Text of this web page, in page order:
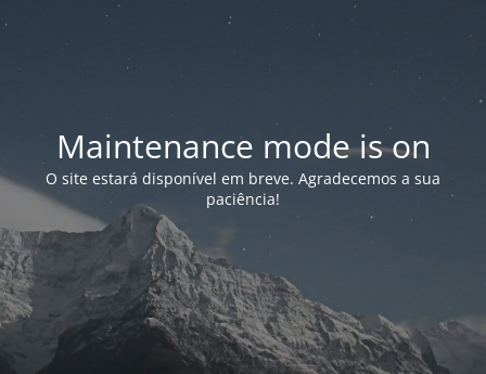
Maintenance mode is on
O site estará disponível em breve. Agradecemos a sua
paciência!